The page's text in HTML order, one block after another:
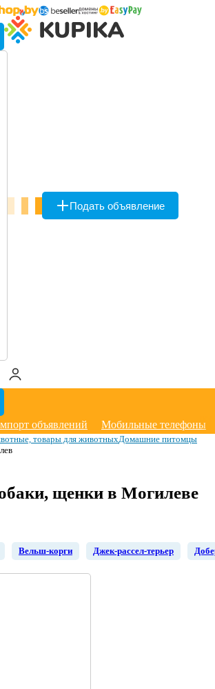
Подать объявление
объявлений
Мобильные телефоны
товары для животныхДомашние питомцы
щенки в Могилеве
Вельш-корги Джек-рассел-терьер